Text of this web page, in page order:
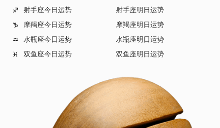
♐
射手座今日运势
射手座明日运势
♑
摩羯座今日运势
摩羯座明日运势
♒
水瓶座今日运势
水瓶座明日运势
♓
双鱼座今日运势 双鱼座明日运势